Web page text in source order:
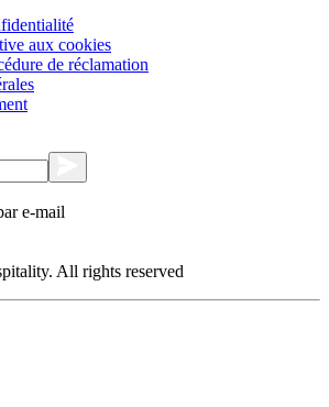
aux cookies
de réclamation
e-mail
All rights reserved